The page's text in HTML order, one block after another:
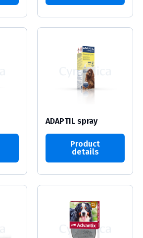
ADAPTIL spray
Product
details